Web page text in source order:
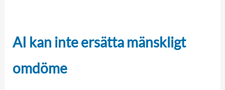
AI kan inte ersätta mänskligt
omdöme